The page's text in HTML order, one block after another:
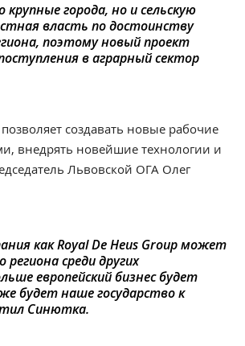
города, но и сельскую
власть по достоинству
поэтому новый проект
в аграрный сектор
создавать новые рабочие
внедрять новейшие технологии и
Львовской ОГА Олег
как Royal De Heus Group может
среди других
европейский бизнес будет
будет наше государство к
Синютка.